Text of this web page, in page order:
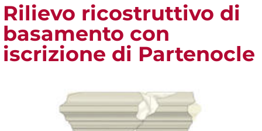
Rilievo ricostruttivo di
basamento con
iscrizione di Partenocle